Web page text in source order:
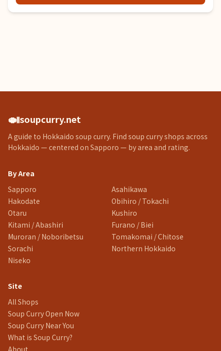
🍛soupcurry.net
A guide to Hokkaido soup curry. Find soup curry shops across
Hokkaido — centered on Sapporo — by area and rating.
By Area
Sapporo
Asahikawa
Hakodate
Obihiro / Tokachi
Otaru
Kushiro
Kitami / Abashiri
Furano / Biei
Muroran / Noboribetsu
Tomakomai / Chitose
Sorachi
Northern Hokkaido
Niseko
Site
All Shops
Soup Curry Open Now
Soup Curry Near You
What is Soup Curry?
About